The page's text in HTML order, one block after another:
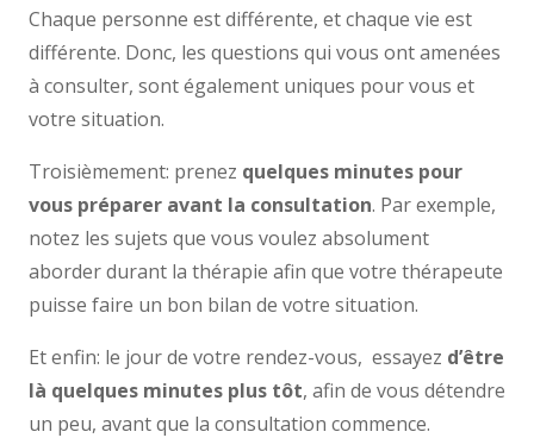
Chaque personne est différente, et chaque vie est
différente. Donc, les questions qui vous ont amenées
à consulter, sont également uniques pour vous et
votre situation.
Troisièmement: prenez quelques minutes pour
vous préparer avant la consultation. Par exemple,
notez les sujets que vous voulez absolument
aborder durant la thérapie afin que votre thérapeute
puisse faire un bon bilan de votre situation.
Et enfin: le jour de votre rendez-vous, essayez d’être
là quelques minutes plus tôt, afin de vous détendre
un peu, avant que la consultation commence.